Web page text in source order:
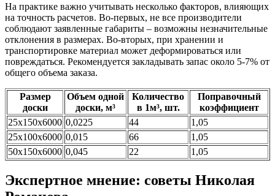
На практике важно учитывать несколько факторов, влияющих
на точность расчетов. Во-первых, не все производители
соблюдают заявленные габариты – возможны незначительные
отклонения в размерах. Во-вторых, при хранении и
транспортировке материал может деформироваться или
повреждаться. Рекомендуется закладывать запас около 5-7% от
общего объема заказа.
Размер
доски
Объем одной
доски, м³
Количество
в 1м³, шт.
Поправочный
коэффициент
25х150х6000 0,0225 44
1,05
25х100х6000 0,015 66
1,05
50х150х6000 0,045 22 1,05
Экспертное мнение: советы Николая